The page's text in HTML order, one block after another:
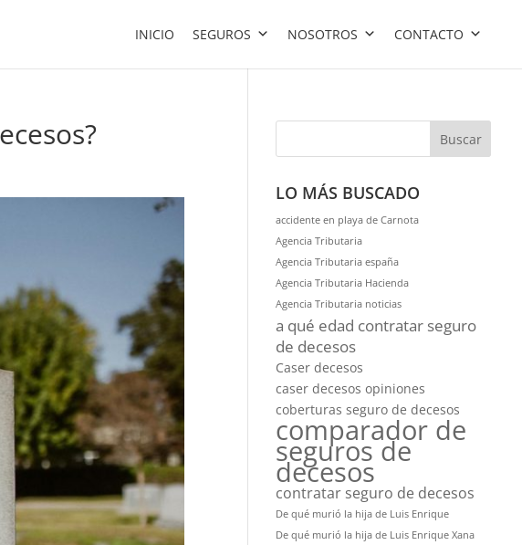
INICIO SEGUROS NOSOTROS CONTACTO
Buscar
LO MÁS BUSCADO
accidente en playa de Carnota
Agencia Tributaria
Agencia Tributaria españa
Agencia Tributaria Hacienda
Agencia Tributaria noticias
a qué edad contratar seguro
de decesos
Caser decesos
caser decesos opiniones
coberturas seguro de decesos
comparador de
seguros de
decesos
contratar seguro de decesos
De qué murió la hija de Luis Enrique
De qué murió la hija de Luis Enrique Xana